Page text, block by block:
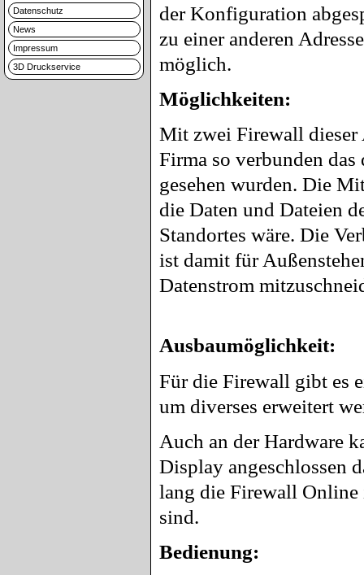
Datenschutz
News
Impressum
3D Druckservice
der Konfiguration
zu einer anderen
möglich.
Möglichkeiten:
Mit zwei Firewall dieser
Firma so verbunden
gesehen wurden. Die
die Daten und Dateien
Standortes wäre. Die
ist damit für
Datenstrom
Ausbaumöglichkeit:
Für die Firewall gibt es
um diverses erweitert
Auch an der Hardware
Display angeschlossen
lang die Firewall Online
sind.
Bedienung: